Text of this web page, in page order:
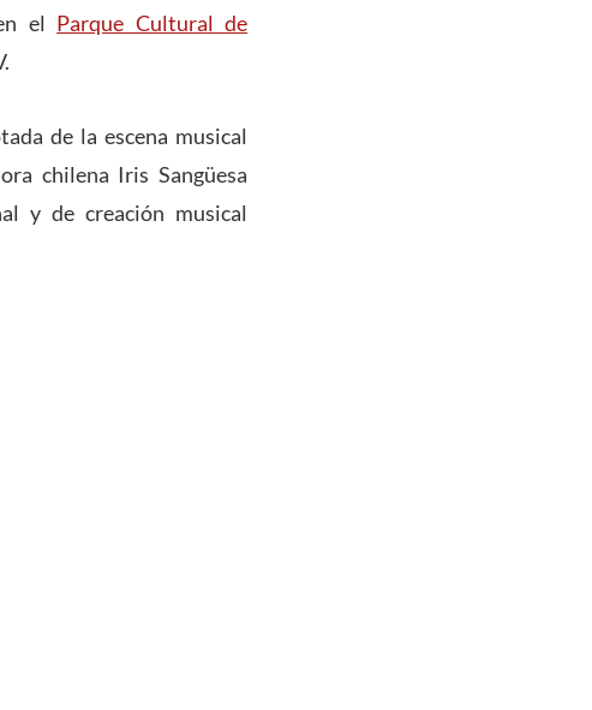
el Parque Cultural de
de la escena musical
chilena Iris Sangüesa
y de creación musical